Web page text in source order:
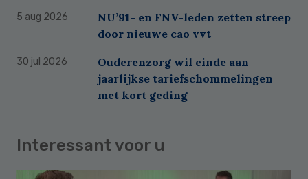
5 aug 2026
NU’91- en FNV-leden zetten streep
door nieuwe cao vvt
30 jul 2026
Ouderenzorg wil einde aan
jaarlijkse tariefschommelingen
met kort geding
Interessant voor u